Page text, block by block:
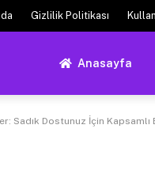
Gizlilik Politikası
Anasayfa
Sadık Dostunuz İçin Kapsamlı